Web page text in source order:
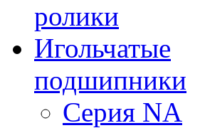
ролики
Игольчатые
подшипники
Серия NA